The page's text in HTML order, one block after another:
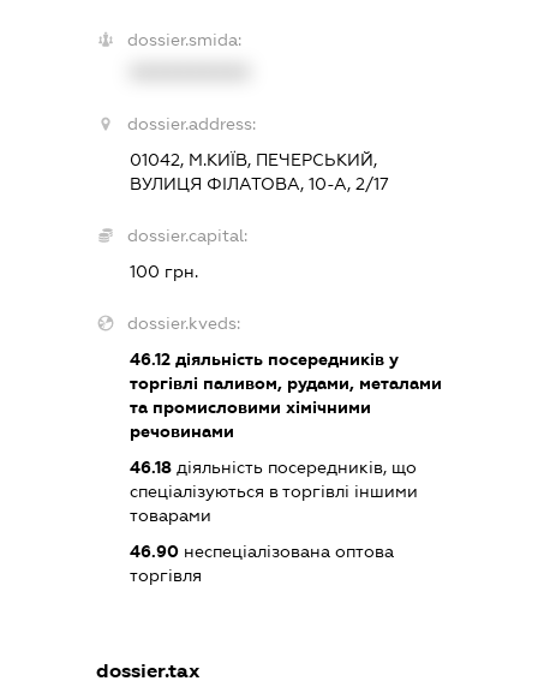
dossier.smida:
dossier.address:
01042, М.КИЇВ, ПЕЧЕРСЬКИЙ,
ВУЛИЦЯ ФІЛАТОВА, 10-А, 2/17
dossier.capital:
100 грн.
dossier.kveds:
46.12діяльність посередників у
торгівлі паливом, рудами, металами
та промисловими хімічними
речовинами
46.18діяльність посередників, що
спеціалізуються в торгівлі іншими
товарами
46.90неспеціалізована оптова
торгівля
dossier.tax